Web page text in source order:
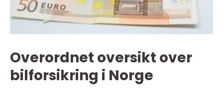
Overordnet oversikt over
bilforsikring i Norge